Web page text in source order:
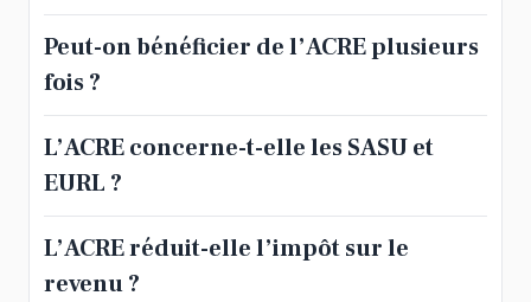
Peut-on bénéficier de l’ACRE plusieurs
fois ?
L’ACRE concerne-t-elle les SASU et
EURL ?
L’ACRE réduit-elle l’impôt sur le
revenu ?